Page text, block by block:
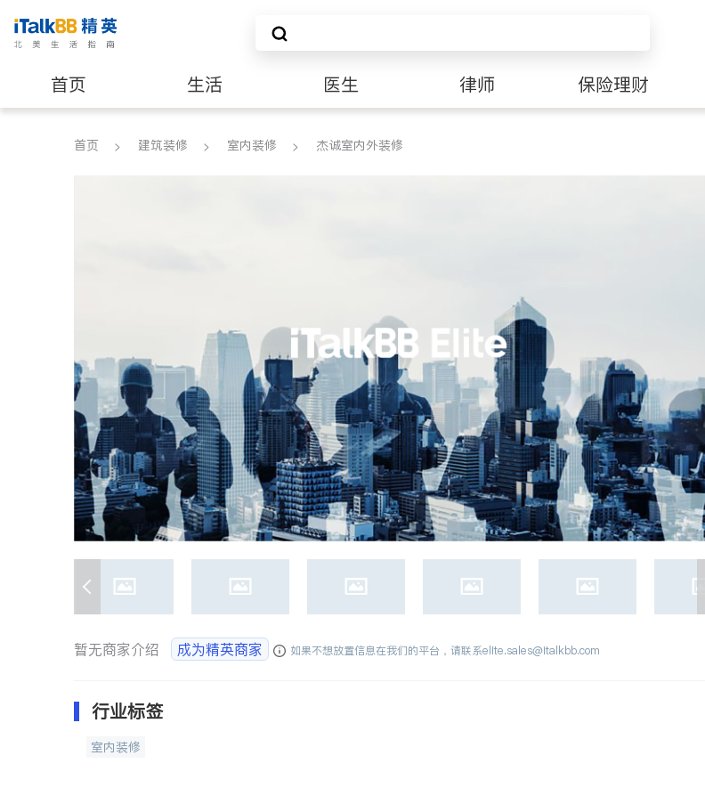
首页 生活 医生 律师 保险理财
建筑装修
首页 建筑装修 室内装修 杰诚室内外装修
暂无商家介绍 成为精英商家 如果不想放置信息在我们的平台，请联系elite.sales@italkbb.com
行业标签
室内装修